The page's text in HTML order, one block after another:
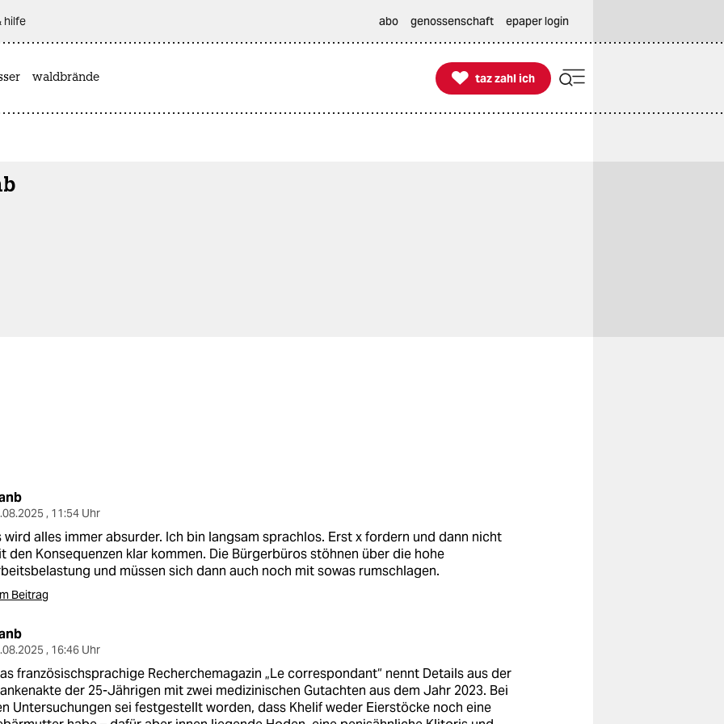
hilfe abo genossenschaft epaper login
waldbrände 
taz zahl ich
taz zahl ich
, 11:54 Uhr
wird alles immer absurder. Ich bin langsam sprachlos. Erst x fordern und dann nicht
den Konsequenzen klar kommen. Die Bürgerbüros stöhnen über die hohe
und müssen sich dann auch noch mit sowas rumschlagen.
Beitrag
, 16:46 Uhr
französischsprachige Recherchemagazin „Le correspondant“ nennt Details aus der
der 25-Jährigen mit zwei medizinischen Gutachten aus dem Jahr 2023. Bei
Untersuchungen sei festgestellt worden, dass Khelif weder Eierstöcke noch eine